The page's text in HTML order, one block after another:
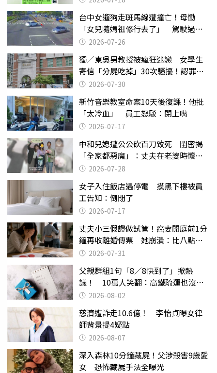
台中女遛狗走斑馬線遭撞亡！母慟
「女兒隨媽祖修行去了」 駕駛過失
致死判9月
2026-07-26
獨／東吳男教授被瘋狂迷戀 女學生
寄信「分屍吃掉」30次騷擾！認罪免
關 2026-07-30
新竹音樂教室命案10天後復課！他批
「太冷血」 員工怒駁：閉上嘴
2026-07-17
中和兒媳遭公公砍百刀致死 閨密揭
「全家都惡魔」：丈夫在老婆時懷孕
摔東西
2026-07-28
女子入住飯店遇停電 摸黑下樓被員
工告知：倒閉了
2026-07-17
丈夫小三假證做試管！癌妻開庭前1分
鐘再收離婚傳票 她崩潰：比八點檔
還扯2026-07-31
父親群組1句「8／8快到了」掀熱
議！ 10萬人笑翻：高鐵疏運也沒列
父親節
2026-08-02
慈濟遭詐走10.6億！ 李怡貞曝女律
師背景提4疑點
2026-08-07
深入森林10分鐘藏屍！父涉殺害9歲愛
女 恐怖藏屍手法全曝光